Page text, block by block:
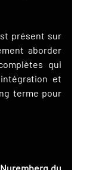
présent sur
aborder
qui
et
terme pour